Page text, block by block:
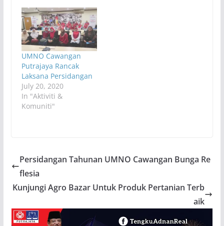
UMNO Cawangan
Putrajaya Rancak
Laksana Persidangan
July 20, 2020
In "Aktiviti &
Komuniti"
Persidangan Tahunan UMNO Cawangan Bunga Re
flesia
Kunjungi Agro Bazar Untuk Produk Pertanian Terb
aik